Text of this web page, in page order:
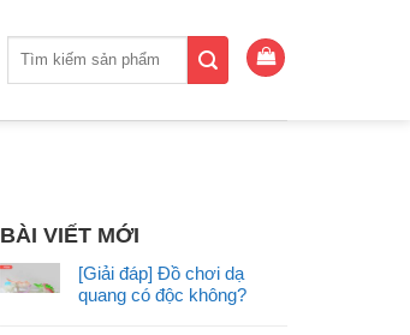
kiếm:
BÀI VIẾT MỚI
[Giải đáp] Đồ chơi dạ
quang có độc không?